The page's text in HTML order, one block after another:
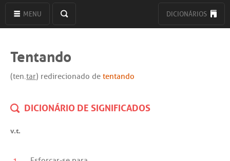
MENU DICIONÁRIOS
Tentando
(ten.tar) redirecionado de tentando
DICIONÁRIO DE SIGNIFICADOS
v.t.